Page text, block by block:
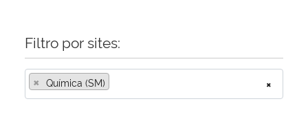
Filtro por sites:
×
× Química (SM)